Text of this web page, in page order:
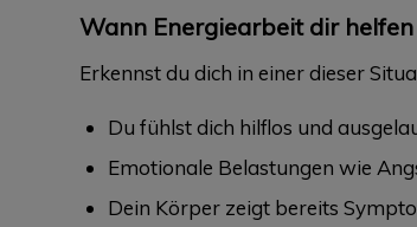
Wann Energiearbeit dir
Erkennst du dich in einer dieser
Du fühlst dich hilflos und
Emotionale Belastungen wie
Dein Körper zeigt bereits